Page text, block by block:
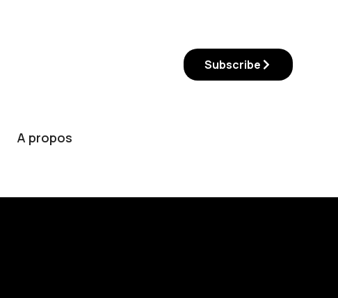
A propos
Subscribe